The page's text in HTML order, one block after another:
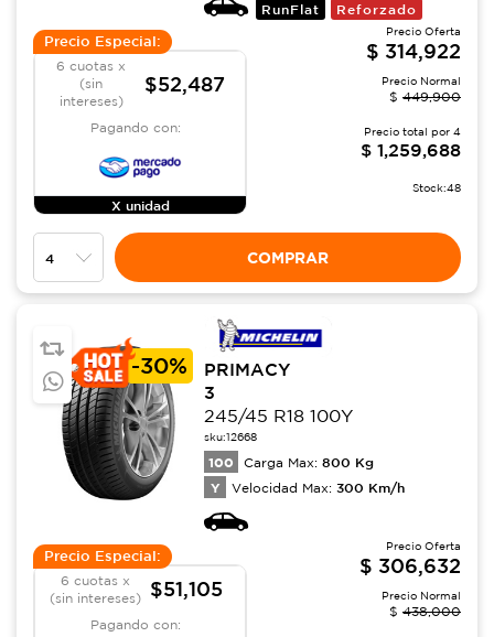
RunFlat Reforzado
Precio Especial:
6 cuotas x
(sin
intereses)
$52,487
Pagando con:
X unidad
Precio Oferta
$ 314,922
Precio Normal
$ 449,900
Precio total por 4
$ 1,259,688
Stock:48
COMPRAR
-30%
PRIMACY
3
245/45 R18 100Y
sku:12668
100 Carga Max: 800 Kg
Y Velocidad Max: 300 Km/h
Precio Especial:
6 cuotas x
(sin intereses)
$51,105
Pagando con:
Precio Oferta
$ 306,632
Precio Normal
$ 438,000